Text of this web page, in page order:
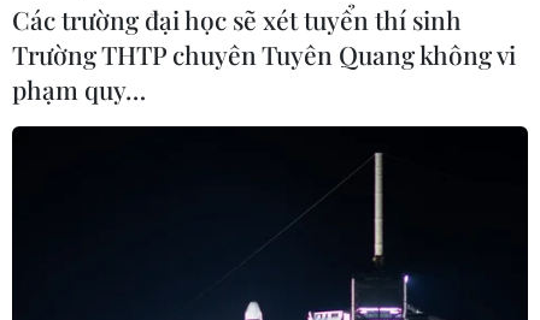
Các trường đại học sẽ xét tuyển thí sinh
Trường THTP chuyên Tuyên Quang không vi
phạm quy…